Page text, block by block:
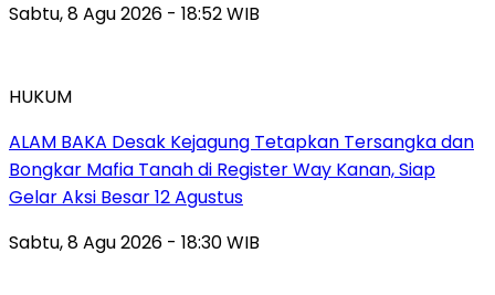
Sabtu, 8 Agu 2026 - 18:52 WIB
HUKUM
ALAM BAKA Desak Kejagung Tetapkan Tersangka dan
Bongkar Mafia Tanah di Register Way Kanan, Siap
Gelar Aksi Besar 12 Agustus
Sabtu, 8 Agu 2026 - 18:30 WIB